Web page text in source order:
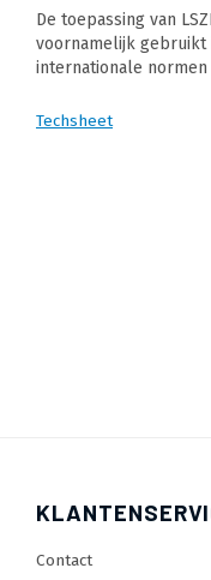
De toepassing van
voornamelijk gebruikt
internationale normen
Techsheet
Contact